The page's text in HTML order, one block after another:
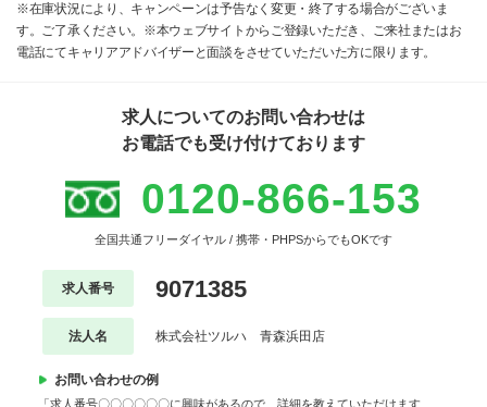
※在庫状況により、キャンペーンは予告なく変更・終了する場合がございま
す。ご了承ください。※本ウェブサイトからご登録いただき、ご来社またはお
電話にてキャリアアドバイザーと面談をさせていただいた方に限ります。
求人についてのお問い合わせは
お電話でも受け付けております
0120-866-153
全国共通フリーダイヤル / 携帯・PHPSからでもOKです
求人番号 9071385
法人名 株式会社ツルハ 青森浜田店
お問い合わせの例
「求人番号〇〇〇〇〇〇に興味があるので、詳細を教えていただけます